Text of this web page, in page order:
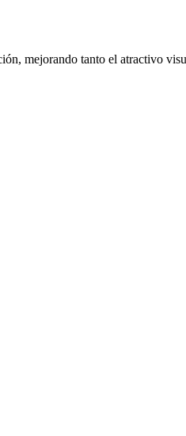
mejorando tanto el atractivo